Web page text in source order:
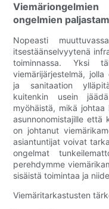
ongelmien
Nopeasti
itsestäänselvyytenä
toiminnassa. Yksi
viemärijärjestelmä,
ja sanitaation
kuitenkin usein
myöhäistä, mikä
asunnonomistajille että
on johtanut
asiantuntijat voivat
ongelmat
perehdymme
sisäistä toimintaa ja
Viemäritarkastusten